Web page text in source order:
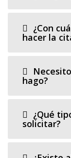
¿Con
hacer la
hago?
¿Qué
solicitar?